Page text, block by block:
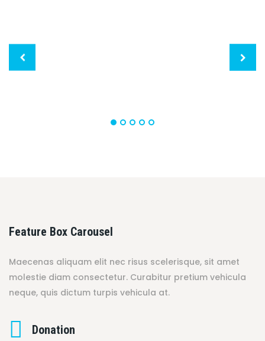
Feature Box Carousel
Maecenas aliquam elit nec risus scelerisque, sit amet
molestie diam consectetur. Curabitur pretium vehicula
neque, quis dictum turpis vehicula at.
Donation